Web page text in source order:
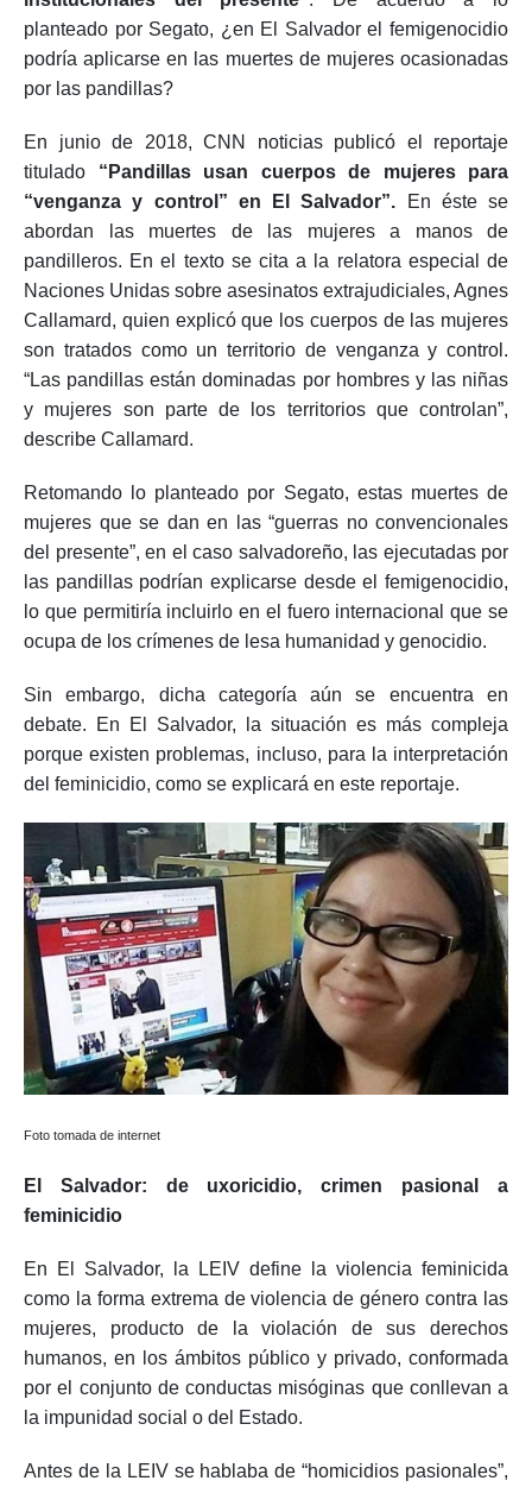
institucionales del presente”
planteado por Segato, ¿en El Salvador el femigenocidio
podría aplicarse en las muertes de mujeres ocasionadas
por las pandillas?
En junio de 2018, CNN noticias publicó el reportaje
“Pandillas usan cuerpos de mujeres para
“venganza y control” en El Salvador”.
abordan las muertes de las mujeres a manos de
pandilleros. En el texto se cita a la relatora especial de
Naciones Unidas sobre asesinatos extrajudiciales, Agnes
Callamard, quien explicó que los cuerpos de las mujeres
son tratados como un territorio de venganza y control.
“Las pandillas están dominadas por hombres y las niñas
y mujeres son parte de los territorios que controlan”,
Retomando lo planteado por Segato, estas muertes de
mujeres que se dan en las “guerras no convencionales
del presente”, en el caso salvadoreño, las ejecutadas por
las pandillas podrían explicarse desde el femigenocidio,
lo que permitiría incluirlo en el fuero internacional que se
ocupa de los crímenes de lesa humanidad y genocidio.
Sin embargo, dicha categoría aún se encuentra en
debate. En El Salvador, la situación es más compleja
porque existen problemas, incluso, para la interpretación
del feminicidio, como se explicará en este reportaje.
El Salvador: de uxoricidio, crimen pasional a
En El Salvador, la LEIV define la violencia feminicida
como la forma extrema de violencia de género contra las
mujeres, producto de la violación de sus derechos
humanos, en los ámbitos público y privado, conformada
por el conjunto de conductas misóginas que conllevan a
la impunidad social o del Estado.